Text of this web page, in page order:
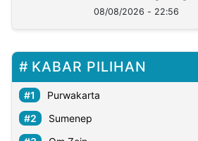
08/08/2026 - 22:56
KABAR PILIHAN
Purwakarta
Sumenep